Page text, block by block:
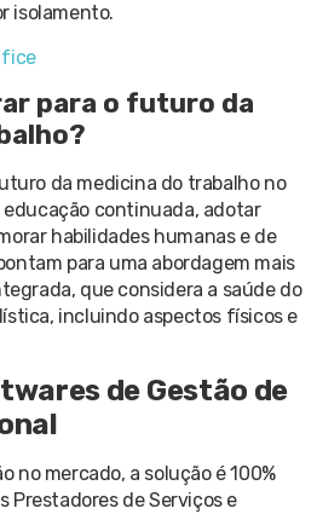
isolamento.
para o futuro da
da medicina do trabalho no
continuada, adotar
habilidades humanas e de
para uma abordagem mais
que considera a saúde do
incluindo aspectos físicos e
de Gestão de
no mercado, a solução é 100%
Prestadores de Serviços e